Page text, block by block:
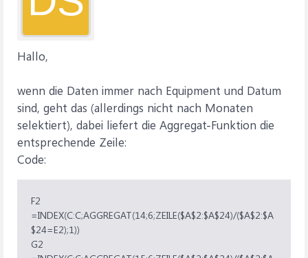
Hallo,
wenn die Daten immer nach Equipment und Datum
sind, geht das (allerdings nicht nach Monaten
selektiert), dabei liefert die Aggregat-Funktion die
entsprechende Zeile:
Code:
F2
=INDEX(C:C;AGGREGAT(14;6;ZEILE($A$2:$A$24)/($A$2:$A
$24=E2);1))
G2